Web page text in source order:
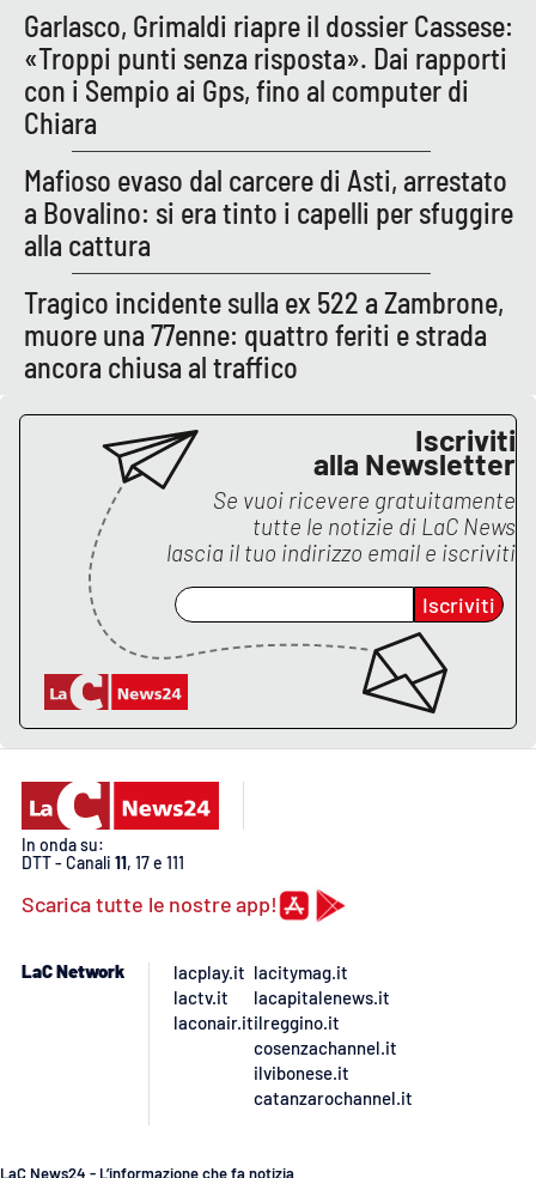
LaC Network
LaC OnAir
EDIZIONI
LOCALI
Catanzaro
Crotone
Vibo Valentia
Reggio Calabria
Cosenza
Lamezia Terme
PROGETTI
SPECIALI
Buona Sanità Calabria
LA
CALABRIAVISIONE
Destinazioni
Eventi
Food
Garlasco, Grimaldi riapre il dossier Cassese:
«Troppi punti senza risposta». Dai rapporti
con i Sempio ai Gps, fino al computer di
Chiara
Mafioso evaso dal carcere di Asti, arrestato
a Bovalino: si era tinto i capelli per sfuggire
alla cattura
Tragico incidente sulla ex 522 a Zambrone,
muore una 77enne: quattro feriti e strada
ancora chiusa al traffico
Iscriviti
alla Newsletter
Se vuoi ricevere gratuitamente
tutte le notizie di LaC News
lascia il tuo indirizzo email e iscriviti
Iscriviti
In onda su:
DTT - Canali 11, 17 e 111
Scarica tutte le nostre app!
LaC Network
lacplay.it
lactv.it
laconair.it
lacitymag.it
lacapitalenews.it
ilreggino.it
cosenzachannel.it
ilvibonese.it
catanzarochannel.it
LaC News24 - L’informazione che fa notizia